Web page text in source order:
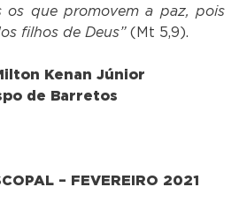
os que promovem a paz, pois
filhos de Deus”(Mt 5,9).
Kenan Júnior
de Barretos
– FEVEREIRO 2021